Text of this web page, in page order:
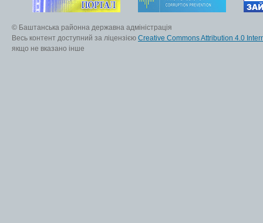
© Баштанська районна державна адміністрація
Весь контент доступний за ліцензією Creative Commons Attribution 4.0
якщо не вказано інше